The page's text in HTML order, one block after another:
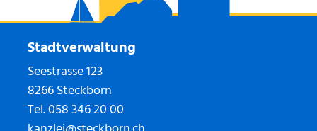
Stadtverwaltung
Seestrasse 123
8266 Steckborn
Tel.058 346 20 00